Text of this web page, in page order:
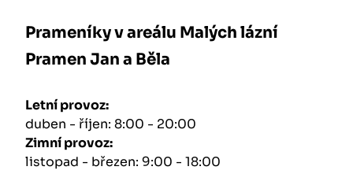
Prameníky v areálu Malých lázní
Pramen Jan a Běla
Letní provoz:
duben - říjen: 8:00 - 20:00
Zimní provoz:
listopad - březen: 9:00 - 18:00